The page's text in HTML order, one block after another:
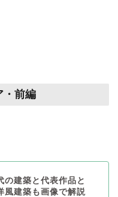
・前編
の建築と代表作品と
風建築も画像で解説